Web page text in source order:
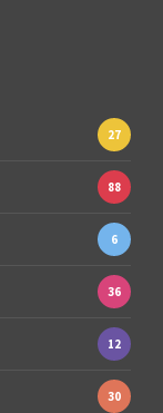
27
88
6
36
12
30